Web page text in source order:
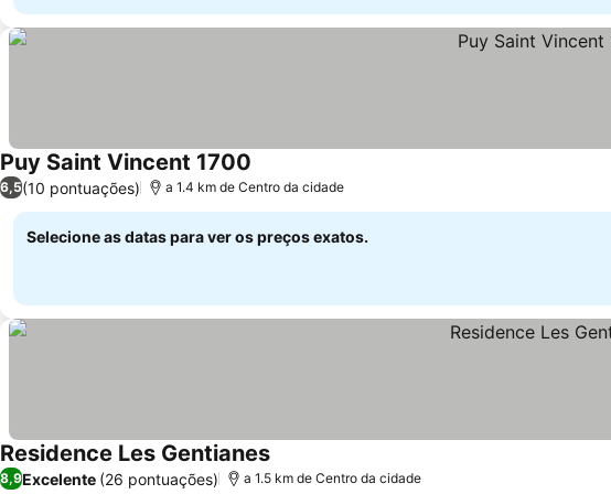
Puy Saint Vincent 1700
6,5(10 pontuações) a 1.4 km de Centro da cidade
Selecione as datas para ver os preços exatos.
Residence Les Gentianes
8,9Excelente (26 pontuações) a 1.5 km de Centro da cidade